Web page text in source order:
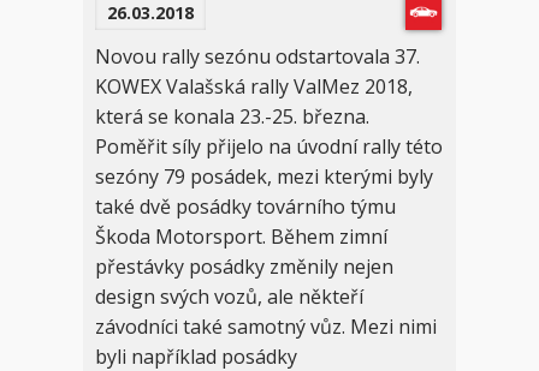
26.03.2018
Novou rally sezónu odstartovala 37.
KOWEX Valašská rally ValMez 2018,
která se konala 23.-25. března.
Poměřit síly přijelo na úvodní rally této
sezóny 79 posádek, mezi kterými byly
také dvě posádky továrního týmu
Škoda Motorsport. Během zimní
přestávky posádky změnily nejen
design svých vozů, ale někteří
závodníci také samotný vůz. Mezi nimi
byli například posádky